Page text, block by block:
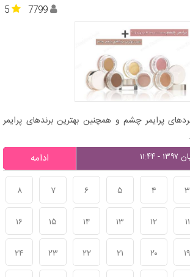
5 7799
پرایمر چشم و همچنین بهترین برندهای پرایمر
ادامه
۳ ۴ ۵ ۶ ۷ ۸
۱۱ ۱۲ ۱۳ ۱۴ ۱۵ ۱۶
۱۹ ۲۰ ۲۱ ۲۲ ۲۳ ۲۴